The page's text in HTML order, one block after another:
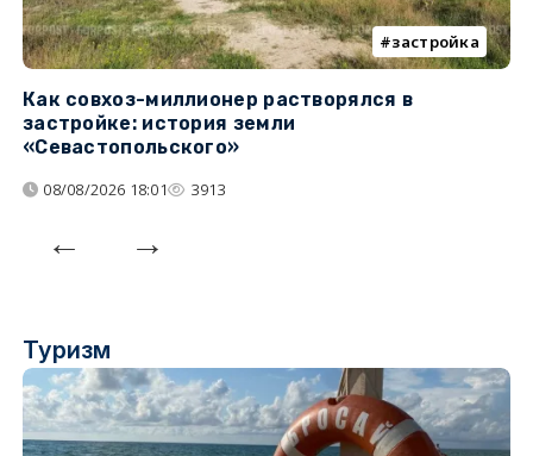
застройка
Как совхоз-миллионер растворялся в
застройке: история земли
«Севастопольского»
08/08/2026 18:01 3913
Туризм